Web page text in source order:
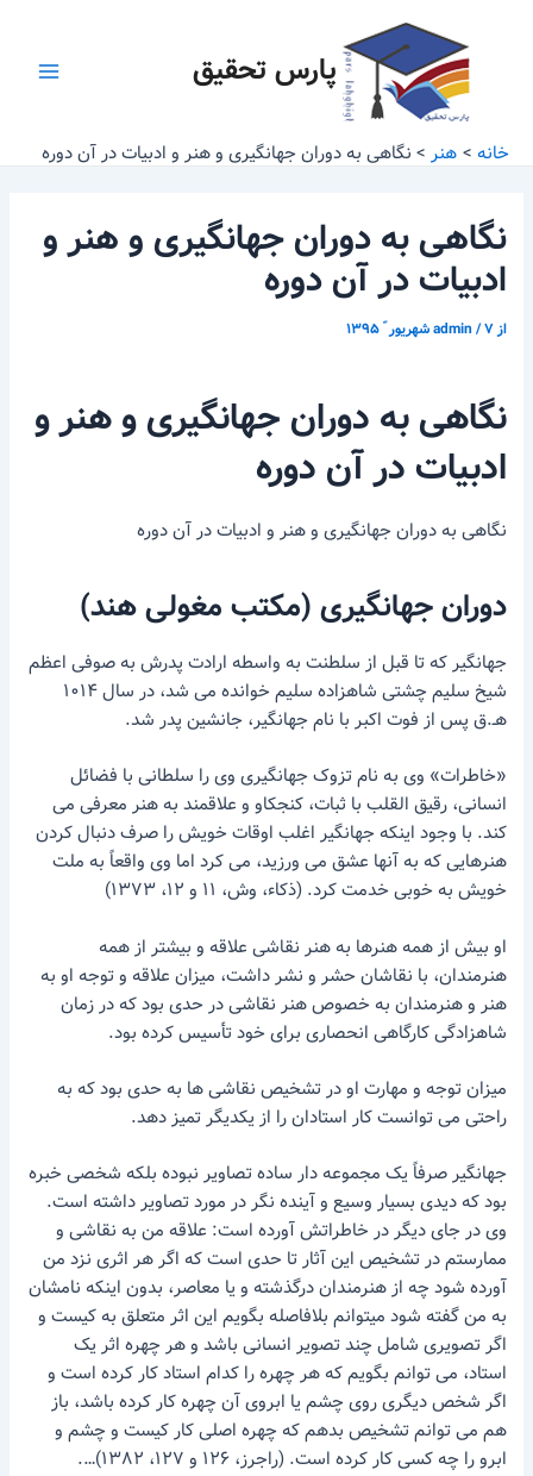
پارس تحقیق
خانه هنر نگاهی به دوران جهانگیری و هنر و ادبیات در آن دوره
نگاهی به دوران جهانگیری و هنر و
ادبیات در آن دوره
از admin/۷ شهریور ّ ۱۳۹۵
نگاهی به دوران جهانگیری و هنر و
ادبیات در آن دوره
نگاهی به دوران جهانگیری و هنر و ادبیات در آن دوره
دوران جهانگیری (مکتب مغولی هند)
جهانگیر که تا قبل از سلطنت به واسطه ارادت پدرش به صوفی اعظم
شیخ سلیم چشتی شاهزاده سلیم خوانده می شد، در سال ۱۰۱۴
هـ.ق پس از فوت اکبر با نام جهانگیر، جانشین پدر شد.
«خاطرات» وی به نام تزوک جهانگیری وی را سلطانی با فضائل
انسانی، رقیق القلب با ثبات، کنجکاو و علاقمند به هنر معرفی می
کند. با وجود اینکه جهانگیر اغلب اوقات خویش را صرف دنبال کردن
هنرهایی که به آنها عشق می ورزید، می کرد اما وی واقعاً به ملت
خویش به خوبی خدمت کرد. (ذکاء، وش، ۱۱ و ۱۲، ۱۳۷۳)
او بیش از همه هنرها به هنر نقاشی علاقه و بیشتر از همه
هنرمندان، با نقاشان حشر و نشر داشت، میزان علاقه و توجه او به
هنر و هنرمندان به خصوص هنر نقاشی در حدی بود که در زمان
شاهزادگی کارگاهی انحصاری برای خود تأسیس کرده بود.
میزان توجه و مهارت او در تشخیص نقاشی ها به حدی بود که به
راحتی می توانست کار استادان را از یکدیگر تمیز دهد.
جهانگیر صرفاً یک مجموعه دار ساده تصاویر نبوده بلکه شخصی خبره
بود که دیدی بسیار وسیع و آینده نگر در مورد تصاویر داشته است.
وی در جای دیگر در خاطراتش آورده است: علاقه من به نقاشی و
ممارستم در تشخیص این آثار تا حدی است که اگر هر اثری نزد من
آورده شود چه از هنرمندان درگذشته و یا معاصر، بدون اینکه نامشان
به من گفته شود میتوانم بلافاصله بگویم این اثر متعلق به کیست و
اگر تصویری شامل چند تصویر انسانی باشد و هر چهره اثر یک
استاد، می توانم بگویم که هر چهره را کدام استاد کار کرده است و
اگر شخص دیگری روی چشم یا ابروی آن چهره کار کرده باشد، باز
هم می توانم تشخیص بدهم که چهره اصلی کار کیست و چشم و
ابرو را چه کسی کار کرده است. (راجرز، ۱۲۶ و ۱۲۷، ۱۳۸۲)….